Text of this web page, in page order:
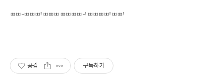
ㅃㅃ~ㅃㅃㅃ! ㅃㅃㅃ ㅃㅃㅃㅃ~! ㅃㅃㅃㅃ! ㅃㅃ!
공감 구독하기